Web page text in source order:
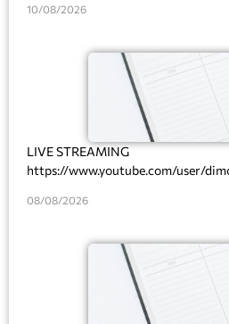
Πρόσκλησης: 10817/03-08-2026
10/08/2026
LIVE STREAMING
https://www.youtube.com/user/
08/08/2026